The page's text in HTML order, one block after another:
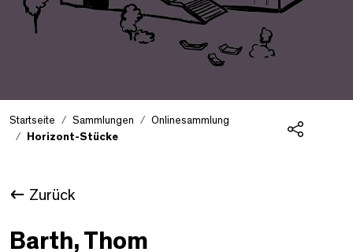
Startseite Sammlungen
Onlinesammlung
Horizont-Stücke
Zurück
Barth, Thom